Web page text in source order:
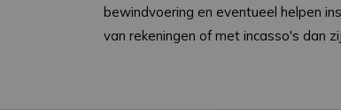
bewindvoering en eventueel helpen
van rekeningen of met incasso's dan